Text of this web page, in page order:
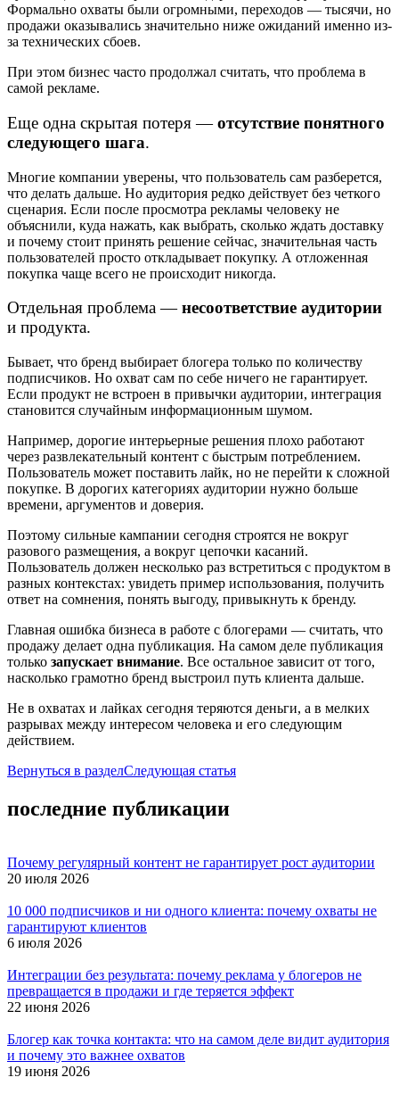
Формально охваты были огромными, переходов — тысячи, но
продажи оказывались значительно ниже ожиданий именно из-
за технических сбоев.
При этом бизнес часто продолжал считать, что проблема в
самой рекламе.
Еще одна скрытая потеря —отсутствие понятного
следующего шага.
Многие компании уверены, что пользователь сам разберется,
что делать дальше. Но аудитория редко действует без четкого
сценария. Если после просмотра рекламы человеку не
объяснили, куда нажать, как выбрать, сколько ждать доставку
и почему стоит принять решение сейчас, значительная часть
пользователей просто откладывает покупку. А отложенная
покупка чаще всего не происходит никогда.
Отдельная проблема —несоответствие аудитории
и продукта.
Бывает, что бренд выбирает блогера только по количеству
подписчиков. Но охват сам по себе ничего не гарантирует.
Если продукт не встроен в привычки аудитории, интеграция
становится случайным информационным шумом.
Например, дорогие интерьерные решения плохо работают
через развлекательный контент с быстрым потреблением.
Пользователь может поставить лайк, но не перейти к сложной
покупке. В дорогих категориях аудитории нужно больше
времени, аргументов и доверия.
Поэтому сильные кампании сегодня строятся не вокруг
разового размещения, а вокруг цепочки касаний.
Пользователь должен несколько раз встретиться с продуктом в
разных контекстах: увидеть пример использования, получить
ответ на сомнения, понять выгоду, привыкнуть к бренду.
Главная ошибка бизнеса в работе с блогерами — считать, что
продажу делает одна публикация. На самом деле публикация
только запускает внимание. Все остальное зависит от того,
насколько грамотно бренд выстроил путь клиента дальше.
Не в охватах и лайках сегодня теряются деньги, а в мелких
разрывах между интересом человека и его следующим
действием.
Вернуться в разделСледующая статья
последние публикации
Почему регулярный контент не гарантирует рост аудитории
20 июля 2026
10 000 подписчиков и ни одного клиента: почему охваты не
гарантируют клиентов
6 июля 2026
Интеграции без результата: почему реклама у блогеров не
превращается в продажи и где теряется эффект
22 июня 2026
Блогер как точка контакта: что на самом деле видит аудитория
и почему это важнее охватов
19 июня 2026